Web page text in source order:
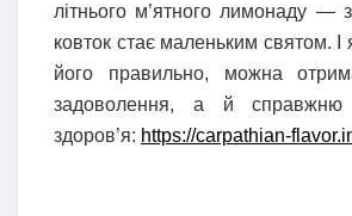
літнього м’ятного лимонаду —
ковток стає маленьким святом.
його правильно, можна
задоволення, а й справжню
здоров’я: https://carpathian-